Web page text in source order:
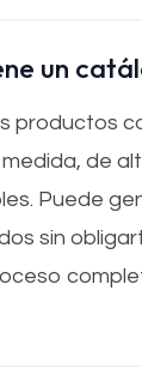
un
productos
de
Puede
sin